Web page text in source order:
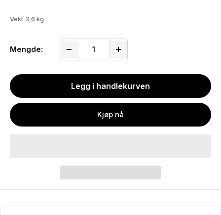
Vekt 3,6 kg
Mengde:
Legg i handlekurven
Kjøp nå